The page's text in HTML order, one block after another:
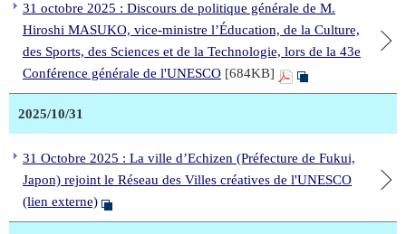
31 octobre 2025 : Discours de politique générale de M.
Hiroshi MASUKO, vice-ministre l’Éducation, de la Culture,
des Sports, des Sciences et de la Technologie, lors de la 43e
Conférence générale de l'UNESCO [684KB]
2025/10/31
31 Octobre 2025 : La ville d’Echizen (Préfecture de Fukui,
Japon) rejoint le Réseau des Villes créatives de l'UNESCO
(lien externe)